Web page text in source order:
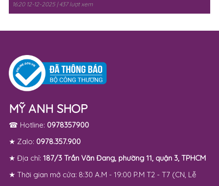
16:20 12-12-2025 | 437 lượt xem
MỸ ANH SHOP
☎ Hotline: 0978357900
★ Zalo: 0978.357.900
★ Địa chỉ: 187/3 Trần Văn Đang, phường 11, quận 3, TPHCM
★ Thời gian mở cửa: 8:30 A.M - 19:00 P.M T2 - T7 (CN, Lễ